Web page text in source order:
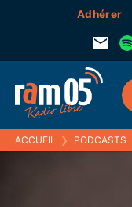
Adhérer
ACCUEIL ❯ PODCASTS